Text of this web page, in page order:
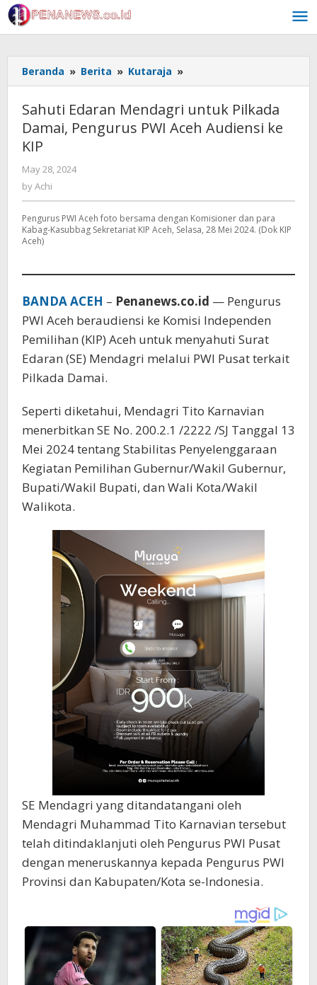
Skip
to
content
Beranda » Berita » Kutaraja »
Edaran
untuk
Pilkada
Audiensi
ke
KIP
Sahuti Edaran Mendagri untuk Pilkada
Damai, Pengurus PWI Aceh Audiensi ke
KIP
May 28, 2024
byAchi
Pengurus PWI Aceh foto bersama dengan Komisioner dan para
Kabag-Kasubbag Sekretariat KIP Aceh, Selasa, 28 Mei 2024. (Dok KIP
Aceh)
BANDA ACEH – Penanews.co.id — Pengurus
PWI Aceh beraudiensi ke Komisi Independen
Pemilihan (KIP) Aceh untuk menyahuti Surat
Edaran (SE) Mendagri melalui PWI Pusat terkait
Pilkada Damai.
Seperti diketahui, Mendagri Tito Karnavian
menerbitkan SE No. 200.2.1 /2222 /SJ Tanggal 13
Mei 2024 tentang Stabilitas Penyelenggaraan
Kegiatan Pemilihan Gubernur/Wakil Gubernur,
Bupati/Wakil Bupati, dan Wali Kota/Wakil
Walikota.
SE Mendagri yang ditandatangani oleh
Mendagri Muhammad Tito Karnavian tersebut
telah ditindaklanjuti oleh Pengurus PWI Pusat
dengan meneruskannya kepada Pengurus PWI
Provinsi dan Kabupaten/Kota se-Indonesia.